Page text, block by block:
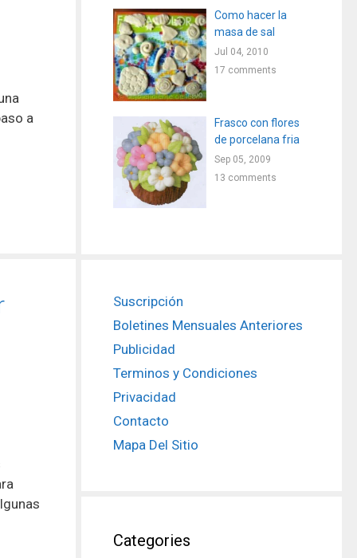
a
Como hacer la
masa de sal
Jul 04, 2010
17 comments
Frasco con flores
de porcelana fria
Sep 05, 2009
13 comments
Suscripción
Boletines Mensuales Anteriores
Publicidad
Terminos y Condiciones
Privacidad
Contacto
Mapa Del Sitio
Categories